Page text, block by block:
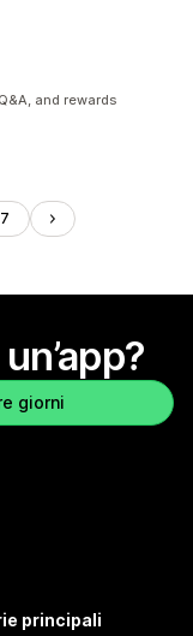
and rewards
giorni
principali